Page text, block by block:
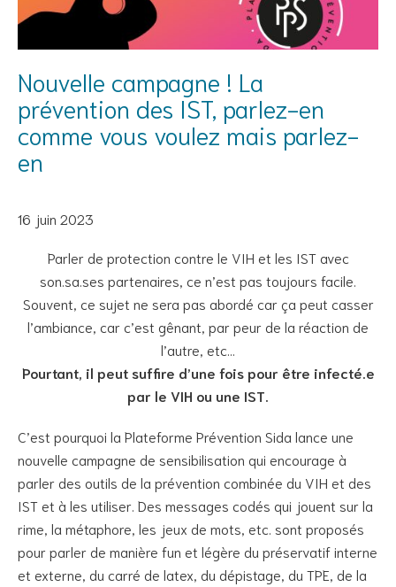
Nouvelle campagne ! La
prévention des IST, parlez-en
comme vous voulez mais parlez-
en
16 juin 2023
Parler de protection contre le VIH et les IST avec
son.sa.ses partenaires, ce n’est pas toujours facile.
Souvent, ce sujet ne sera pas abordé car ça peut casser
l’ambiance, car c’est gênant, par peur de la réaction de
l’autre, etc…
Pourtant, il peut suffire d’une fois pour être infecté.e
par le VIH ou une IST.
C’est pourquoi la Plateforme Prévention Sida lance une
nouvelle campagne de sensibilisation qui encourage à
parler des outils de la prévention combinée du VIH et des
IST et à les utiliser. Des messages codés qui jouent sur la
rime, la métaphore, les jeux de mots, etc. sont proposés
pour parler de manière fun et légère du préservatif interne
et externe, du carré de latex, du dépistage, du TPE, de la